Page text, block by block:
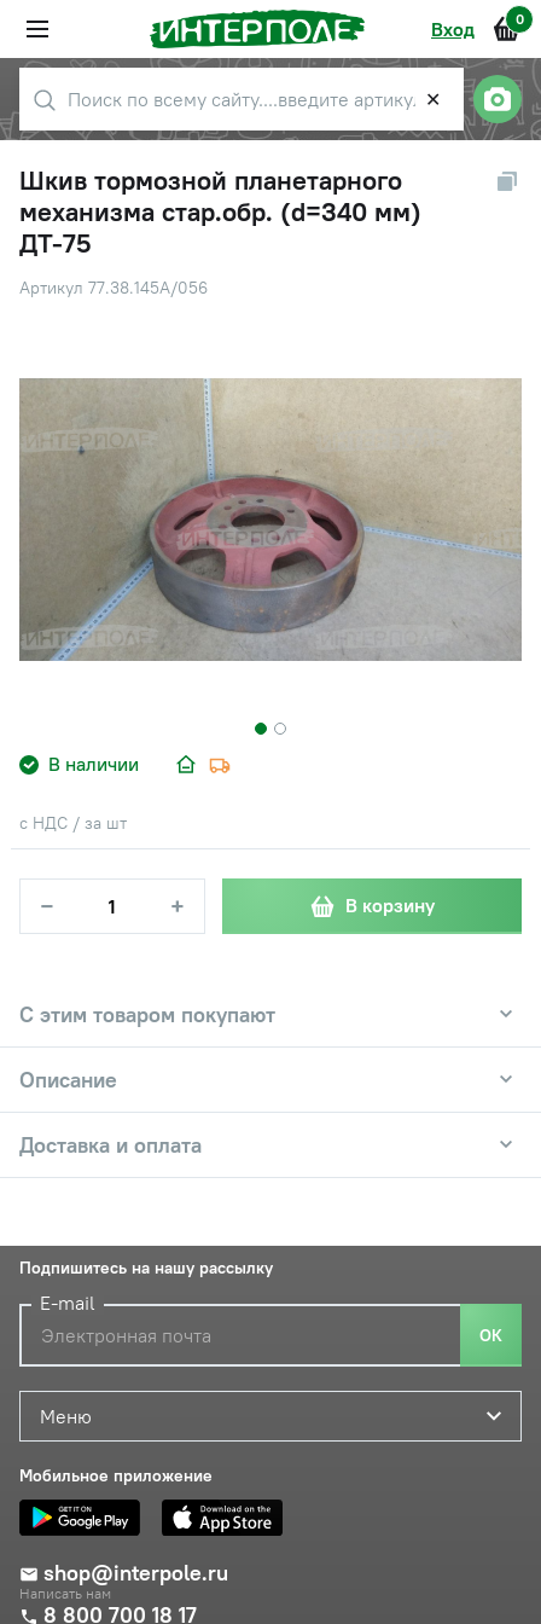
Вход 0
✕
Шкив тормозной планетарного
механизма стар.обр. (d=340 мм)
ДТ-75
Артикул 77.38.145А/056
В наличии
с НДС / за шт
− + В корзину
С этим товаром покупают
Описание
Доставка и оплата
Меню
Мобильное приложение
shop@interpole.ru
Написать нам
8 800 700 18 17
Подпишитесь на нашу рассылку
E-mail
ОК